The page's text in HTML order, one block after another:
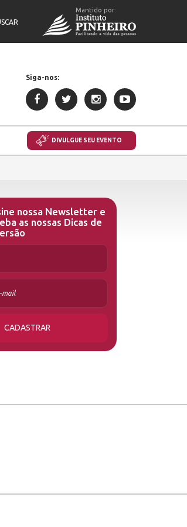
Mantido por:
Siga-nos:
DIVULGUE SEU EVENTO
nossa Newsletter e
as nossas Dicas de
CADASTRAR